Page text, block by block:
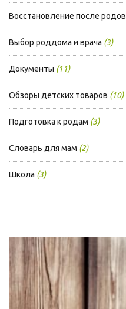
Восстановление после родов
Выбор роддома и врача (3)
Документы (11)
Обзоры детских товаров (10)
Подготовка к родам (3)
Словарь для мам (2)
Школа (3)